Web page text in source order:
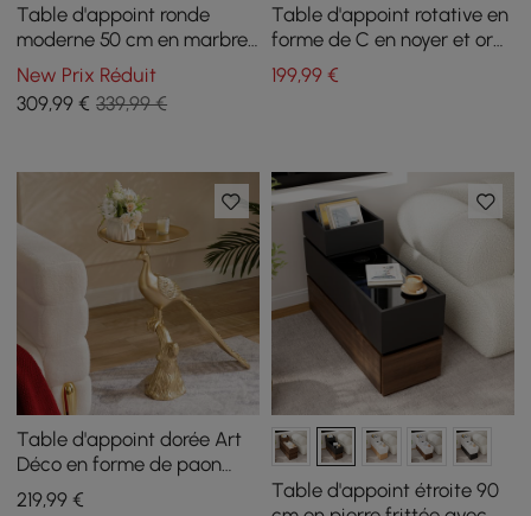
Table d'appoint ronde
moderne 50 cm en marbre
artificiel noir
New Prix Réduit
309,99 € 339,99 €
Table d'appoint rotative en
forme de C en noyer et or
avec rangement
199,99€
Table d'appoint dorée Art
Déco en forme de paon
avec plateau
219,99 €
Table d'appoint étroite 90